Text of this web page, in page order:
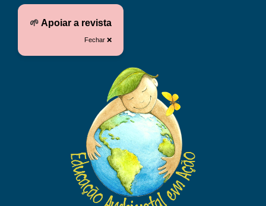
🌱 Apoiar a revista
Fechar ❌